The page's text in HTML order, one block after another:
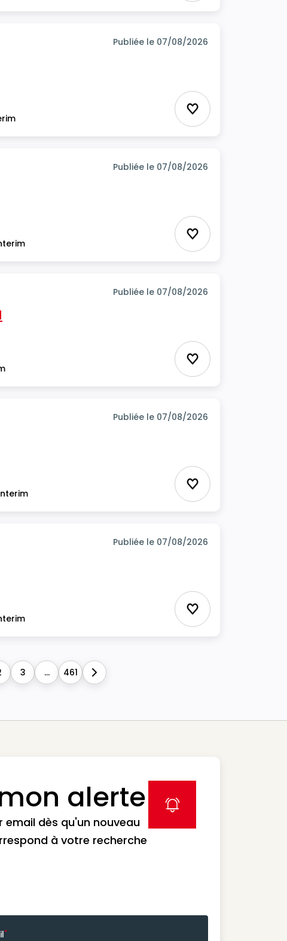
Publiée le 07/08/2026
Ajouter aux
Publiée le 07/08/2026
Ajouter aux
Publiée le 07/08/2026
Ajouter aux
Publiée le 07/08/2026
Ajouter aux
Publiée le 07/08/2026
Ajouter aux
3 ... 461 Next
alerte
email dès qu'un nouveau
à votre recherche
label icon
*